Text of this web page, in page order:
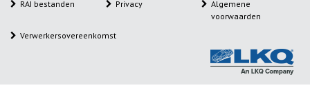
RAI bestanden
Privacy
Algemene
voorwaarden
Verwerkersovereenkomst